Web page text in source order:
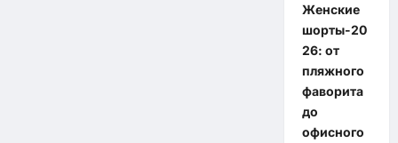
Женские
шорты-20
26: от
пляжного
фаворита
до
офисного